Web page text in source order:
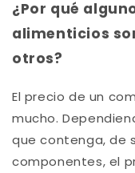
¿Por qué
alimenticios
otros?
El precio de un
mucho.
que contenga, de
componentes, el